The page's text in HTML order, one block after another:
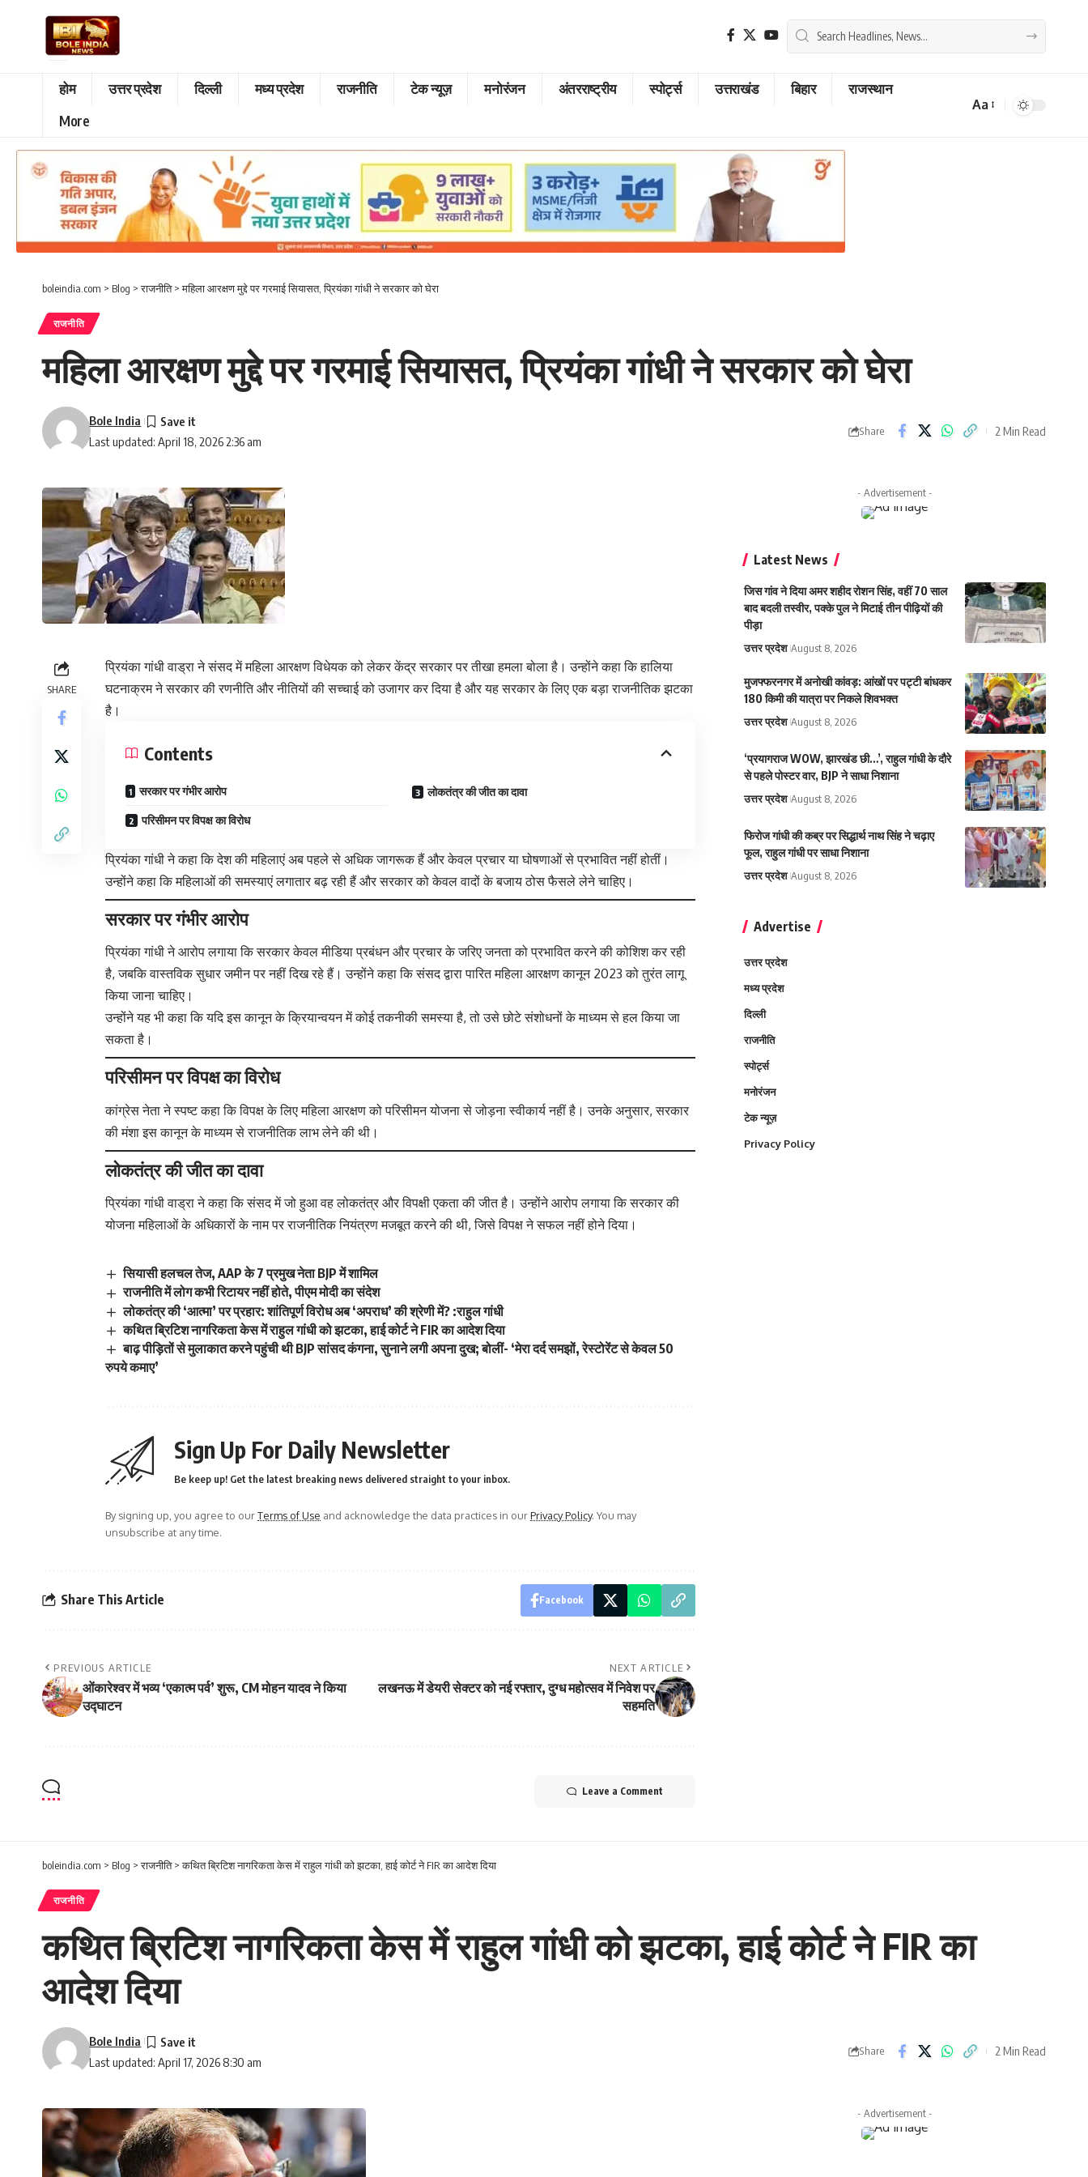
होम उत्तर प्रदेश दिल्ली मध्य प्रदेश राजनीति टेक न्यूज़ मनोरंजन अंतरराष्ट्रीय स्पोर्ट्स उत्तराखंड बिहार
राजस्थान
More
Font
Aa
boleindia.com > Blog >राजनीति>महिला आरक्षण मुद्दे पर गरमाई सियासत, प्रियंका गांधी ने सरकार को घेरा
राजनीति
महिला आरक्षण मुद्दे पर गरमाई सियासत, प्रियंका गांधी ने सरकार को घेरा
Last updated: April 18, 2026 2:36 am
Bole India
Share 2 Min Read
SHARE
प्रियंका गांधी वाड्रा ने संसद में महिला आरक्षण विधेयक को लेकर केंद्र सरकार पर तीखा हमला बोला है। उन्होंने कहा कि हालिया
घटनाक्रम ने सरकार की रणनीति और नीतियों की सच्चाई को उजागर कर दिया है और यह सरकार के लिए एक बड़ा राजनीतिक झटका
है।
Contents
सरकार पर गंभीर आरोप
परिसीमन पर विपक्ष का विरोध
लोकतंत्र की जीत का दावा
प्रियंका गांधी ने कहा कि देश की महिलाएं अब पहले से अधिक जागरूक हैं और केवल प्रचार या घोषणाओं से प्रभावित नहीं होतीं।
उन्होंने कहा कि महिलाओं की समस्याएं लगातार बढ़ रही हैं और सरकार को केवल वादों के बजाय ठोस फैसले लेने चाहिए।
सरकार पर गंभीर आरोप
प्रियंका गांधी ने आरोप लगाया कि सरकार केवल मीडिया प्रबंधन और प्रचार के जरिए जनता को प्रभावित करने की कोशिश कर रही
है, जबकि वास्तविक सुधार जमीन पर नहीं दिख रहे हैं। उन्होंने कहा कि संसद द्वारा पारित महिला आरक्षण कानून 2023 को तुरंत लागू
किया जाना चाहिए।
उन्होंने यह भी कहा कि यदि इस कानून के क्रियान्वयन में कोई तकनीकी समस्या है, तो उसे छोटे संशोधनों के माध्यम से हल किया जा
सकता है।
परिसीमन पर विपक्ष का विरोध
कांग्रेस नेता ने स्पष्ट कहा कि विपक्ष के लिए महिला आरक्षण को परिसीमन योजना से जोड़ना स्वीकार्य नहीं है। उनके अनुसार, सरकार
की मंशा इस कानून के माध्यम से राजनीतिक लाभ लेने की थी।
लोकतंत्र की जीत का दावा
प्रियंका गांधी वाड्रा ने कहा कि संसद में जो हुआ वह लोकतंत्र और विपक्षी एकता की जीत है। उन्होंने आरोप लगाया कि सरकार की
योजना महिलाओं के अधिकारों के नाम पर राजनीतिक नियंत्रण मजबूत करने की थी, जिसे विपक्ष ने सफल नहीं होने दिया।
सियासी हलचल तेज, AAP के 7 प्रमुख नेता BJP में शामिल
राजनीति में लोग कभी रिटायर नहीं होते, पीएम मोदी का संदेश
लोकतंत्र की ‘आत्मा’ पर प्रहार: शांतिपूर्ण विरोध अब ‘अपराध’ की श्रेणी में? :राहुल गांधी
कथित ब्रिटिश नागरिकता केस में राहुल गांधी को झटका, हाई कोर्ट ने FIR का आदेश दिया
बाढ़ पीड़ितों से मुलाकात करने पहुंची थी BJP सांसद कंगना, सुनाने लगी अपना दुख; बोलीं- ‘मेरा दर्द समझों, रेस्टोरेंट से केवल 50
रुपये कमाए’
Sign Up For Daily Newsletter
Be keep up! Get the latest breaking news delivered straight to your inbox.
By signing up, you agree to ourTerms of Use and acknowledge the data practices in ourPrivacy Policy. You may
unsubscribe at any time.
Share This Article Facebook
PREVIOUS ARTICLE
ओंकारेश्वर में भव्य ‘एकात्म पर्व’ शुरू, CM मोहन यादव ने किया
उद्घाटन
NEXT ARTICLE
लखनऊ में डेयरी सेक्टर को नई रफ्तार, दुग्ध महोत्सव में निवेश पर
सहमति
Leave a Comment
- Advertisement -
Latest News
जिस गांव ने दिया अमर शहीद रोशन सिंह, वहीं 70 साल
बाद बदली तस्वीर, पक्के पुल ने मिटाई तीन पीढ़ियों की
पीड़ा
उत्तर प्रदेश August 8, 2026
मुजफ्फरनगर में अनोखी कांवड़: आंखों पर पट्टी बांधकर
180 किमी की यात्रा पर निकले शिवभक्त
उत्तर प्रदेश August 8, 2026
‘प्रयागराज WOW, झारखंड छी…’, राहुल गांधी के दौरे
से पहले पोस्टर वार, BJP ने साधा निशाना
उत्तर प्रदेश August 8, 2026
फिरोज गांधी की कब्र पर सिद्धार्थ नाथ सिंह ने चढ़ाए
फूल, राहुल गांधी पर साधा निशाना
उत्तर प्रदेश August 8, 2026
Advertise
उत्तर प्रदेश
मध्य प्रदेश
दिल्ली
राजनीति
स्पोर्ट्स
मनोरंजन
टेक न्यूज़
Privacy Policy
boleindia.com > Blog >राजनीति>कथित ब्रिटिश नागरिकता केस में राहुल गांधी को झटका, हाई कोर्ट ने FIR का आदेश दिया
राजनीति
कथित ब्रिटिश नागरिकता केस में राहुल गांधी को झटका, हाई कोर्ट ने FIR का
आदेश दिया
Last updated: April 17, 2026 8:30 am
Bole India
Share 2 Min Read
- Advertisement -